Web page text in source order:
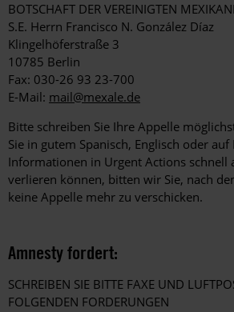
BOTSCHAFT DER VEREINIGTEN
S.E. Herrn Francisco N. González Díaz
Klingelhöferstraße 3
10785 Berlin
Fax: 030-26 93 23-700
E-Mail: mail@mexale.de
Bitte schreiben Sie Ihre Appelle
Sie in gutem Spanisch, Englisch oder auf
Informationen in Urgent Actions schnell
verlieren können, bitten wir Sie, nach
keine Appelle mehr zu verschicken.
Amnesty fordert:
SCHREIBEN SIE BITTE FAXE UND
FOLGENDEN FORDERUNGEN